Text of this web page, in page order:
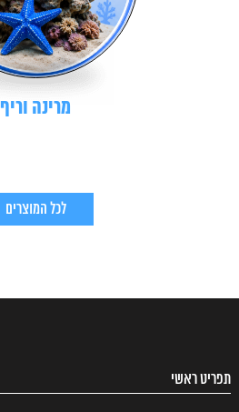
מרינה וריף
לכל המוצרים
תפריט ראשי